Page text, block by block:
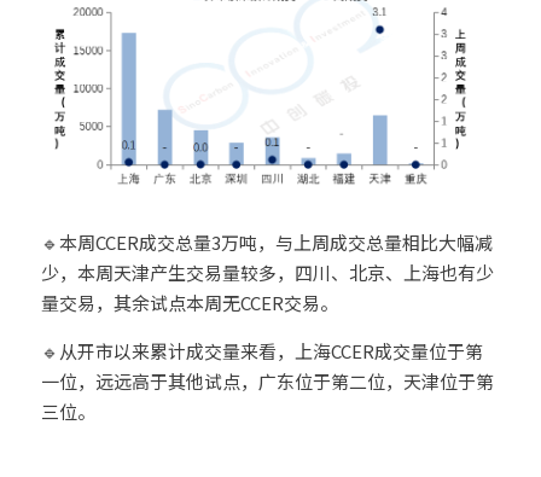
🔹本周CCER成交总量3万吨，与上周成交总量相比大幅减
少，本周天津产生交易量较多，四川、北京、上海也有少
量交易，其余试点本周无CCER交易。
🔹从开市以来累计成交量来看，上海CCER成交量位于第
一位，远远高于其他试点，广东位于第二位，天津位于第
三位。